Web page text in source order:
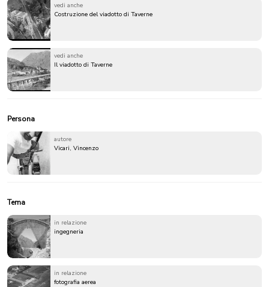
vedi anche
Costruzione del viadotto di Taverne
vedi anche
Il viadotto di Taverne
Persona
autore
Vicari, Vincenzo
Tema
in relazione
ingegneria
in relazione
fotografia aerea